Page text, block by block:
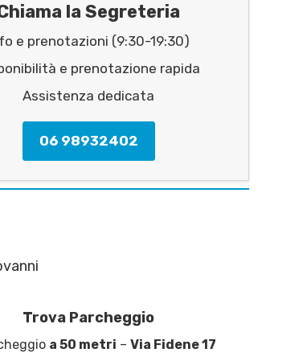
la Segreteria
e prenotazioni (9:30-19:30)
e prenotazione rapida
Assistenza dedicata
06 98932402
Trova Parcheggio
a 50 metri – Via Fidene 17